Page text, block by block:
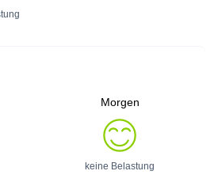
Morgen
keine Belastung